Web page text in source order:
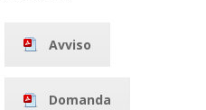
Avviso
Domanda